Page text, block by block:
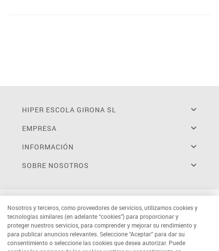
HIPER ESCOLA GIRONA SL
EMPRESA
INFORMACIÓN
SOBRE NOSOTROS
Nosotros y terceros, como proveedores de servicios, utilizamos cookies y
tecnologías similares (en adelante “cookies”) para proporcionar y
proteger nuestros servicios, para comprender y mejorar su rendimiento y
para publicar anuncios relevantes. Seleccione “Aceptar” para dar su
consentimiento o seleccione las cookies que desea autorizar. Puede